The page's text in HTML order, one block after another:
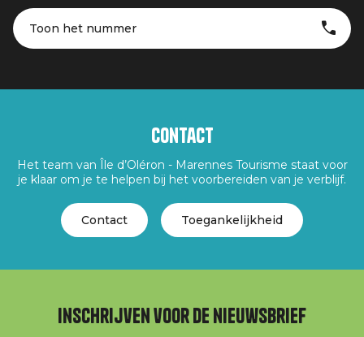
Toon het nummer
Contact
Het team van Île d’Oléron - Marennes Tourisme staat voor
je klaar om je te helpen bij het voorbereiden van je verblijf.
Contact Toegankelijkheid
Inschrijven voor de nieuwsbrief